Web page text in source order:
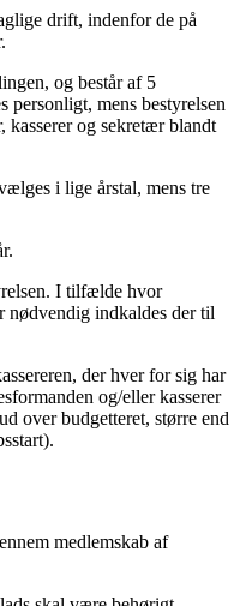
drift, indenfor de på
og består af 5
personligt, mens bestyrelsen
kasserer og sekretær blandt
i lige årstal, mens tre
I tilfælde hvor
nødvendig indkaldes der til
der hver for sig har
og/eller kasserer
over budgetteret, større end
medlemskab af